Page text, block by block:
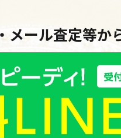
ール査定等か